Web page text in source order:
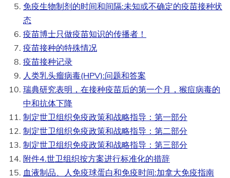
免疫生物制剂的时间和间隔:未知或不确定的疫苗接种状
态
疫苗博士只做疫苗知识的传播者！
疫苗接种的特殊情况
疫苗接种记录
人类乳头瘤病毒(HPV):问题和答案
瑞典研究表明，在接种疫苗后的第一个月，猴痘病毒的
中和抗体下降
制定世卫组织免疫政策和战略指导：第一部分
制定世卫组织免疫政策和战略指导：第二部分
制定世卫组织免疫政策和战略指导：第三部分
附件4.世卫组织按方案进行标准化的措辞
血液制品、人免疫球蛋白和免疫时间:加拿大免疫指南